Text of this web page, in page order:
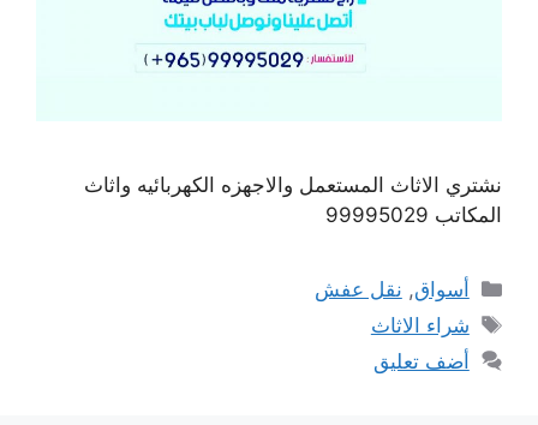
نشتري الاثاث المستعمل والاجهزه الكهربائيه واثاث
المكاتب 99995029
التصنيفات
أسواق, نقل عفش
الوسوم
شراء الاثاث
أضف تعليق